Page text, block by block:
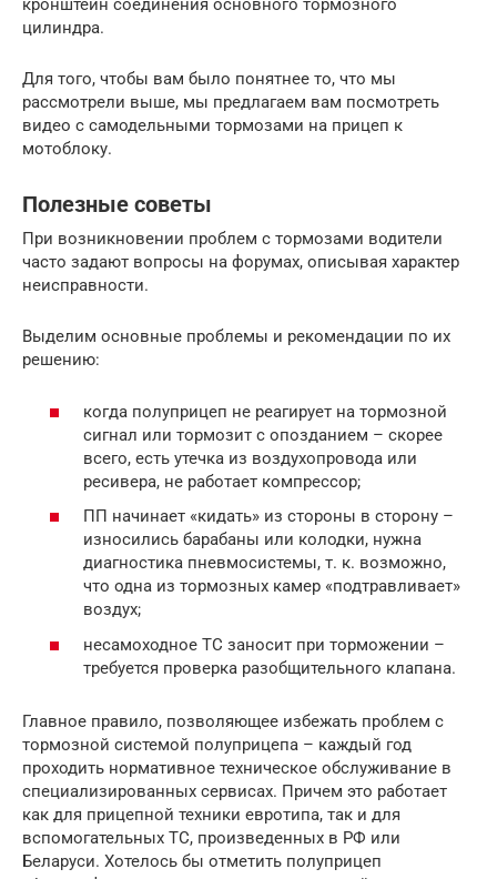
кронштейн соединения основного тормозного
цилиндра.
Для того, чтобы вам было понятнее то, что мы
рассмотрели выше, мы предлагаем вам посмотреть
видео с самодельными тормозами на прицеп к
мотоблоку.
Полезные советы
При возникновении проблем с тормозами водители
часто задают вопросы на форумах, описывая характер
неисправности.
Выделим основные проблемы и рекомендации по их
решению:
когда полуприцеп не реагирует на тормозной
сигнал или тормозит с опозданием – скорее
всего, есть утечка из воздухопровода или
ресивера, не работает компрессор;
ПП начинает «кидать» из стороны в сторону –
износились барабаны или колодки, нужна
диагностика пневмосистемы, т. к. возможно,
что одна из тормозных камер «подтравливает»
воздух;
несамоходное ТС заносит при торможении –
требуется проверка разобщительного клапана.
Главное правило, позволяющее избежать проблем с
тормозной системой полуприцепа – каждый год
проходить нормативное техническое обслуживание в
специализированных сервисах. Причем это работает
как для прицепной техники евротипа, так и для
вспомогательных ТС, произведенных в РФ или
Беларуси. Хотелось бы отметить полуприцеп